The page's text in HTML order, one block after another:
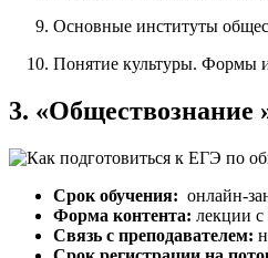
Основные институты
Понятие культуры. Формы
3.
Срок обучения: онлайн-
Форма контента: лекции с
Связь с преподавателем: